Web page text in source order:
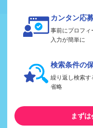
カンタン応
事前にプロフィ
入力が簡単に
検索条件の
繰り返し検索す
省略
まずは